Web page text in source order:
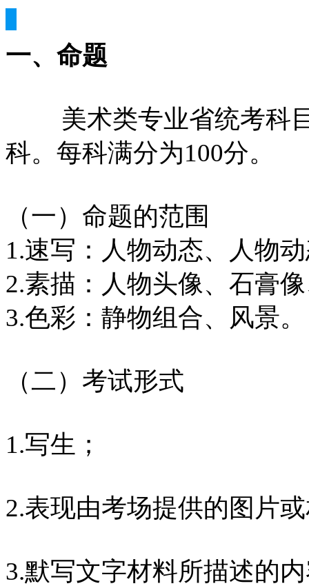
一、命题
美术类专业省统考科目
科。每科满分为100分。
（一）命题的范围
1.速写：人物动态、人物
2.素描：人物头像、石膏
3.色彩：静物组合、风景。
（二）考试形式
1.写生；
2.表现由考场提供的图片
3.默写文字材料所描述的